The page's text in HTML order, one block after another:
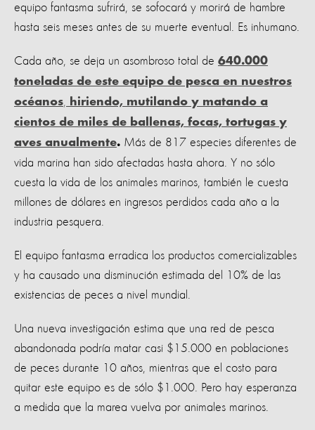
equipo fantasma sufrirá, se sofocará y morirá de hambre
hasta seis meses antes de su muerte eventual. Es inhumano.
Cada año, se deja un asombroso total de 640.000
toneladas de este equipo de pesca en nuestros
océanos
hiriendo, mutilando y matando a
cientos de miles de ballenas, focas, tortugas y
aves anualmente. Más de 817 especies diferentes de
vida marina han sido afectadas hasta ahora. Y no sólo
cuesta la vida de los animales marinos, también le cuesta
millones de dólares en ingresos perdidos cada año a la
industria pesquera.
El equipo fantasma erradica los productos comercializables
y ha causado una disminución estimada del 10% de las
existencias de peces a nivel mundial.
Una nueva investigación estima que una red de pesca
abandonada podría matar casi $15.000 en poblaciones
de peces durante 10 años, mientras que el costo para
quitar este equipo es de sólo $1.000. Pero hay esperanza
a medida que la marea vuelva por animales marinos.